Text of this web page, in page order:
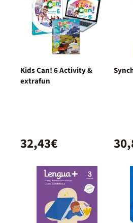
Kids Can! 6 Activity &
extrafun
32,43€